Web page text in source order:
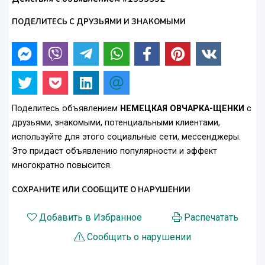
ПОДЕЛИТЕСЬ С ДРУЗЬЯМИ И ЗНАКОМЫМИ
Поделитесь объявлением НЕМЕЦКАЯ ОВЧАРКА-ЩЕНКИ с
друзьями, знакомыми, потенциальными клиентами,
используйте для этого социальные сети, мессенджеры.
Это придаст объявлению популярности и эффект
многократно повысится.
СОХРАНИТЕ ИЛИ СООБЩИТЕ О НАРУШЕНИИ
Добавить в Избранное
Распечатать
Сообщить о нарушении